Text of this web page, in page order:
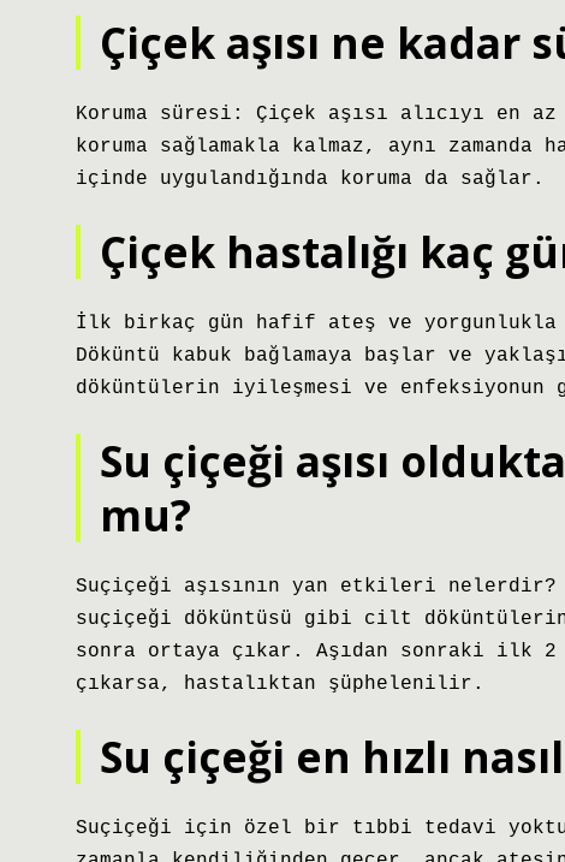
Çiçek aşısı ne kadar
Koruma süresi: Çiçek aşısı alıcıyı en
koruma sağlamakla kalmaz, aynı
içinde uygulandığında koruma da sağlar.
Çiçek hastalığı kaç
İlk birkaç gün hafif ateş ve yorgunlukla
Döküntü kabuk bağlamaya başlar ve
döküntülerin iyileşmesi ve enfeksiyonun
Su çiçeği aşısı
mu?
Suçiçeği aşısının yan etkileri nelerdir?
suçiçeği döküntüsü gibi cilt
sonra ortaya çıkar. Aşıdan sonraki ilk
çıkarsa, hastalıktan şüphelenilir.
Su çiçeği en hızlı
Suçiçeği için özel bir tıbbi tedavi